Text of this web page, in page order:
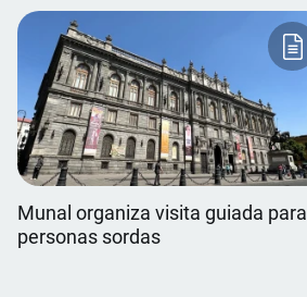
Munal organiza visita guiada para
personas sordas